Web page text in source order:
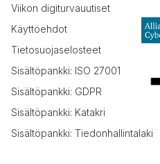
Viikon digiturvauutiset
Käyttöehdot
Tietosuojaselosteet
Sisältöpankki: ISO 27001
Sisältöpankki: GDPR
Sisältöpankki: Katakri
Sisältöpankki: Tiedonhallintalaki